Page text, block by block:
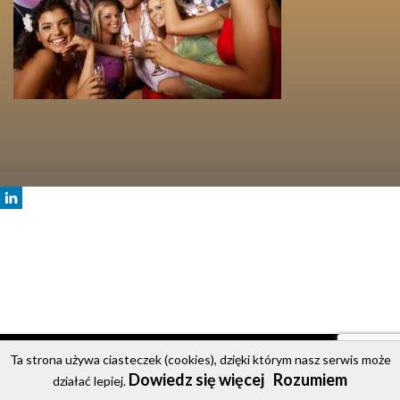
© 2020 Party Bus
Strona główna
Oferta Cennik Galeria Kontakt
Ta strona używa ciasteczek (cookies), dzięki którym nasz serwis może
działać lepiej. Dowiedz się więcej Rozumiem